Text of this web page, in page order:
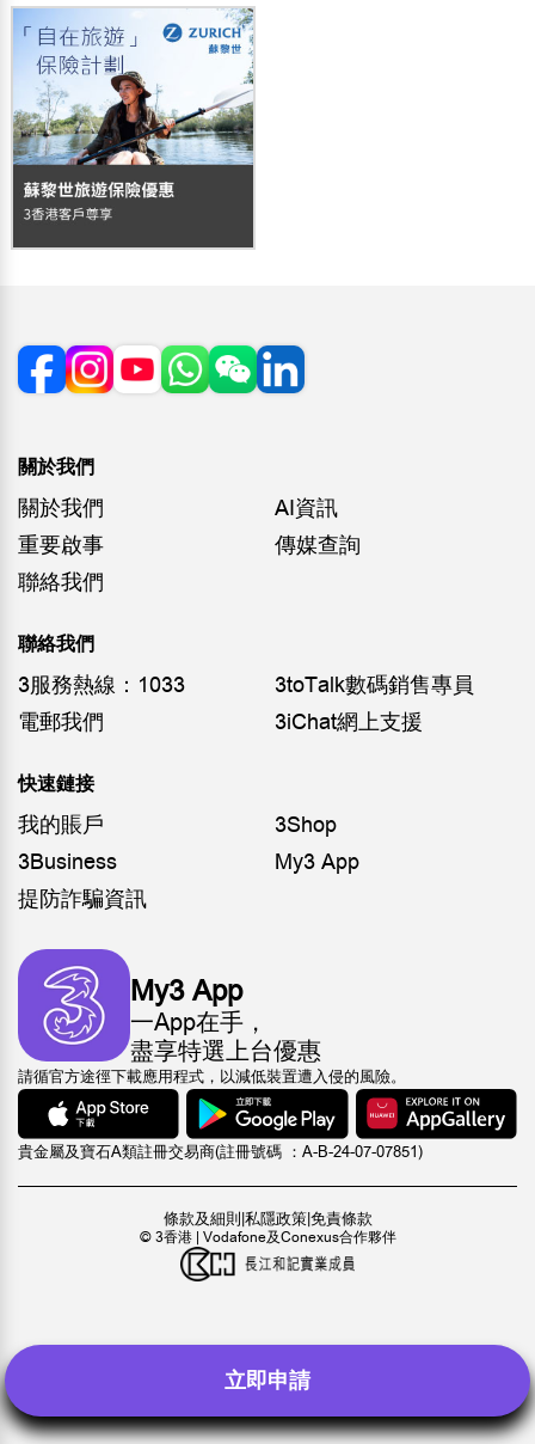
立即申請
關於我們
關於我們
AI資訊
重要啟事
傳媒查詢
聯絡我們
聯絡我們
3服務熱線：1033
3toTalk數碼銷售專員
電郵我們
3iChat網上支援
快速鏈接
我的賬戶
3Shop
3Business
My3 App
提防詐騙資訊
My3 App
一App在手，
盡享特選上台優惠
請循官方途徑下載應用程式，以減低裝置遭入侵的風險。
貴金屬及寶石A類註冊交易商(註冊號碼 ：A-B-24-07-07851)
條款及細則 私隱政策| 免責條款
© 3香港 | Vodafone及Conexus合作夥伴